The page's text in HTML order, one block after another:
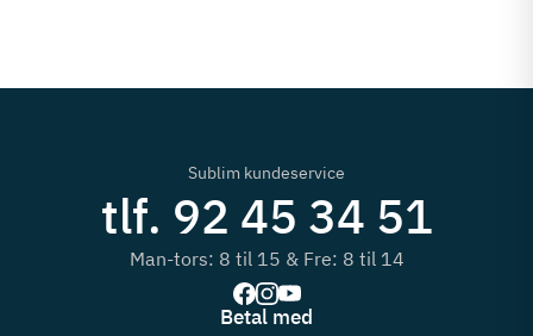
Sublim kundeservice
tlf. 92 45 34 51
Man-tors: 8 til 15 & Fre: 8 til 14
Betal med